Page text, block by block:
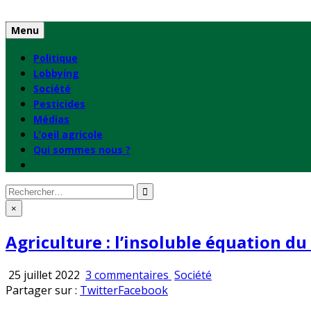
to
content
Menu
Politique
Lobbying
Société
Pesticides
Médias
L’oeil agricole
Qui sommes nous ?
Rechercher
: ×
Agriculture : l’insoluble équation
25 juillet 2022 3 commentaires sur
Publié
Société
Partager sur : TwitterFacebook